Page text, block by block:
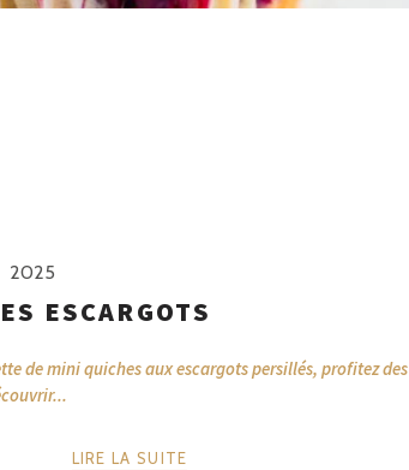
2025
ESCARGOTS
de mini quiches aux escargots persillés, profitez des
LIRE LA SUITE